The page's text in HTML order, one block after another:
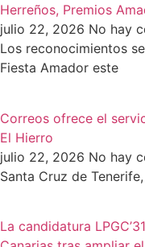
Herreños, Premios
julio 22, 2026 No hay
Los reconocimientos
Fiesta Amador este
Correos ofrece el
El Hierro
julio 22, 2026 No hay
Santa Cruz de
La candidatura